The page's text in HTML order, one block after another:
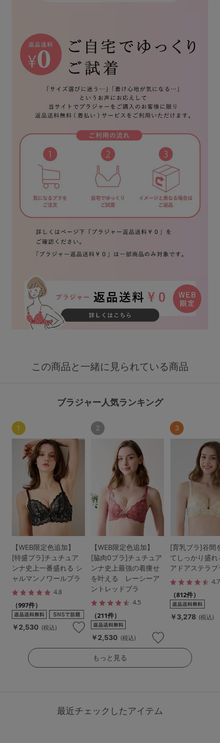
この商品と一緒に見られている商品
ブラジャー人気ランキング
1
【WEB限定色追加】
[特盛ブラ]チュチュア
ンナ史上一番盛れる シ
ャルマンノワールブラ
4.8
（997件）
￥2,530 (税込)
2
【WEB限定色追加】
[脇肉0ブラ]チュチュア
ンナ史上最強の着痩せ
を叶える レーシーア
ントレッドブラ
4.5
（211件）
￥2,530 (税込)
3
[育乳ブラ]谷間
てしっかり盛
アドアステラブ
4.7
（812件）
￥3,278 (税込)
もっと見る
最近チェックしたアイテム